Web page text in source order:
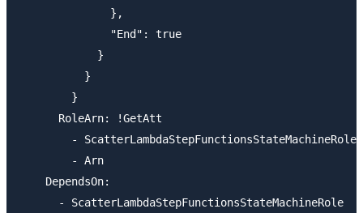
              },
              "End": true
            }
          }
        }
      RoleArn: !GetAtt
        - ScatterLambdaStepFunctionsStateMachineRole
        - Arn
    DependsOn: